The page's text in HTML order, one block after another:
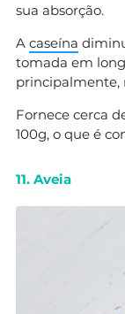
sua absorção.
A caseína
tomada em
principalmente,
Fornece cerca
100g, o que é
11. Aveia